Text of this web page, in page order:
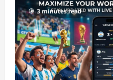
RTP
terupdate
3 minutes read